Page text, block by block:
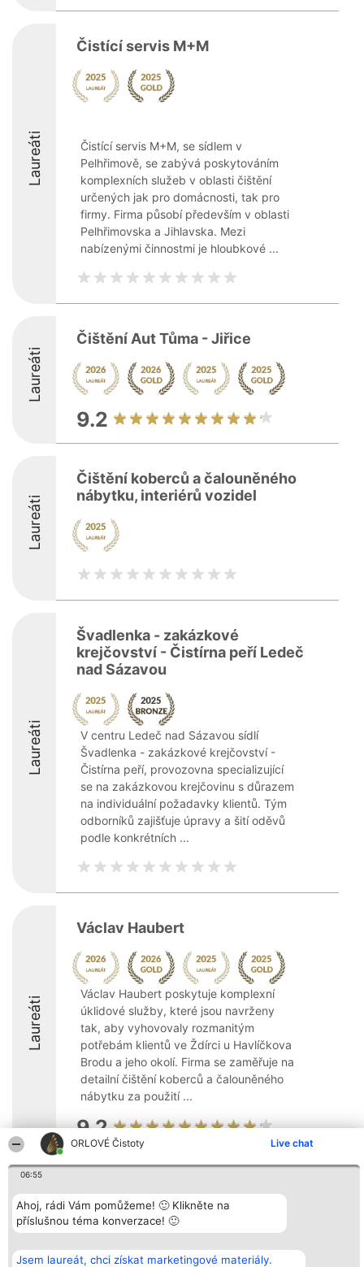
ORLOVÉ Čistoty Live chat
06:55
Ahoj, rádi Vám pomůžeme! 🙂 Klikněte na
příslušnou téma konverzace! 🙂
Jsem laureát, chci získat marketingové materiály.
Laureáti
Čistící servis M+M
Čistící servis M+M, se sídlem v
Pelhřimově, se zabývá poskytováním
komplexních služeb v oblasti čištění
určených jak pro domácnosti, tak pro
firmy. Firma působí především v oblasti
Pelhřimovska a Jihlavska. Mezi
nabízenými činnostmi je hloubkové ...
Laureáti
Čištění Aut Tůma - Jiřice
9.2
Laureáti
Čištění koberců a čalouněného
nábytku, interiérů vozidel
Laureáti
Švadlenka - zakázkové
krejčovství - Čistírna peří Ledeč
nad Sázavou
V centru Ledeč nad Sázavou sídlí
Švadlenka - zakázkové krejčovství -
Čistírna peří, provozovna specializující
se na zakázkovou krejčovinu s důrazem
na individuální požadavky klientů. Tým
odborníků zajišťuje úpravy a šití oděvů
podle konkrétních ...
Laureáti
Václav Haubert
Václav Haubert poskytuje komplexní
úklidové služby, které jsou navrženy
tak, aby vyhovovaly rozmanitým
potřebám klientů ve Ždírci u Havlíčkova
Brodu a jeho okolí. Firma se zaměřuje na
detailní čištění koberců a čalouněného
nábytku za použití ...
9.2
Bright Side Solutions sp. z o.
o. sp. k.
ul. Ruska 22
Wrocław 50-079
381313360 | NIP 8943132676
Vítězové
Seznam všech
laureátů
Zásady
Zásady
Kontakt